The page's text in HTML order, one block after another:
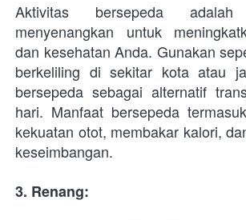
Aktivitas bersepeda
menyenangkan untuk
dan kesehatan Anda. Gunakan
berkeliling di sekitar kota atau
bersepeda sebagai alternatif
hari. Manfaat bersepeda
kekuatan otot, membakar kalori,
keseimbangan.
3. Renang: